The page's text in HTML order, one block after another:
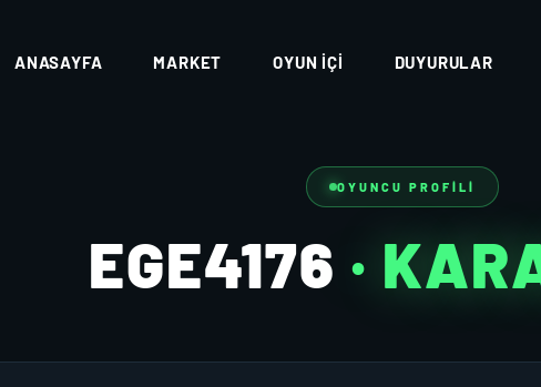
ANASAYFA MARKET OYUN İÇI DUYURULAR
OYUNCU PROFILI
EGE4176 ·